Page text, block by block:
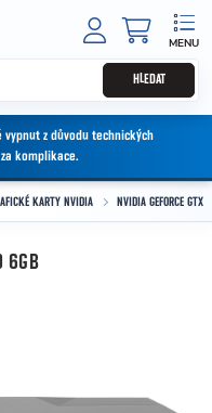
HLEDAT
vypnut z důvodu technických
komplikace.
KARTY NVIDIA NVIDIA GEFORCE GTX
6GB